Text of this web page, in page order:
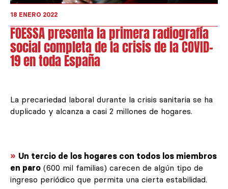
18 ENERO 2022
FOESSA presenta la primera radiografía
social completa de la crisis de la COVID-
19 en toda España
La precariedad laboral durante la crisis sanitaria se ha
duplicado y alcanza a casi 2 millones de hogares.
» Un tercio de los hogares con todos los miembros
en paro (600 mil familias) carecen de algún tipo de
ingreso periódico que permita una cierta estabilidad.